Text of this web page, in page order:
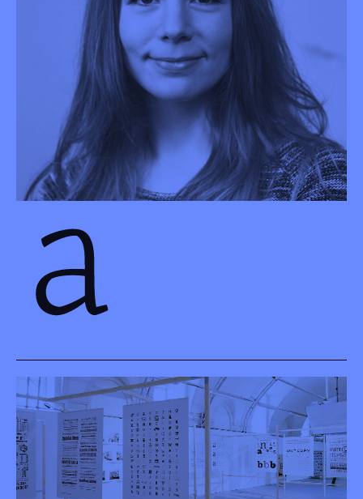
Einblick in die Ausstellung, Design Forum, 2017
(Foto: Johannes Raimann)